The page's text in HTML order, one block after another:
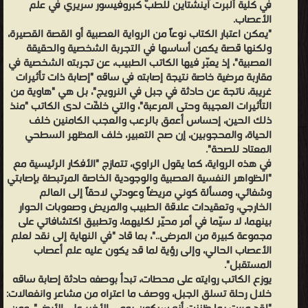
العصبية
والوجودية
الخاصة
المرتبطة
بإصابتي
وشفائي،
ومسألة
وعودتي لاحقاً إلى العالم الخارجي، وتعقيدات علاقة الطبيب والمريض
وصعوبات الحوار بينهما، لا سيّما في أمر محيّر لكليهما، وتطبيق
اكتشافاتي على مجموعة كبيرة من المرضى.."، بما قاد "في النهاية إلى
نقد لعلم الأعصاب الحالي، وإلى رؤية لما قد يكون عليه علم أعصاب
المستقبل". يوزع الكاتب روايته على محطات، تبدأ بوصفه حادثة إصابة
ساقه خلال رحلة تسلق الجبل، ووصف ما اعتراه من مشاعر وانفعالات:
"لقد مررت بما ظننت أنه سيكون يومي الأخير على الأرض"، ومن ثم يصف
في كلية ألبرت آينشتاين للطبّ كبروفيسور سريري في علم
الأعصاب.
"يمكن اعتبار الكتاب نوعاً من الرواية العصبية أو القصة القصيرة،
ولكنها قصة يكمن أساسها في التجربة الشخصية والحقيقة
العصبية"، إذ يعبّر فيها الكاتب الطبيب، عن تجربته الشخصية في
مقاربة مرضية خاصة نتيجة إصابته في ساقه "إصابة ذات تأثيرات
غريبة، ناتجة عن حادثة في جبل في النرويج"، بل هي "هاوية من
التأثيرات العجيبة وحتى المرعبة"، والتي خلفّت لدى الكاتب "منذ
ذلك الحين، إحساس أعمق بالرعب والعجب الكامنين خلف
الحياة، والمحجوبين، إن صح التعبير، خلف المظهر السطحي
المعتاد للصحة".
في هذه الرواية، كما يقول الراوي، تتمازج "الأفكار الرئيسية مع
"الظواهر النفسية العصبية والوجودية الخاصة المرتبطة بإصابتي
وشفائي، ومسألة كوني مريضاً وعودتي لاحقاً إلى العالم
الخارجي، وتعقيدات علاقة الطبيب والمريض وصعوبات الحوار
بينهما، لا سيّما في أمر محيّر لكليهما، وتطبيق اكتشافاتي على
مجموعة كبيرة من المرضى.."، بما قاد "في النهاية إلى نقد لعلم
الأعصاب الحالي، وإلى رؤية لما قد يكون عليه علم أعصاب
المستقبل".
يوزع الكاتب روايته على محطات، تبدأ بوصفه حادثة إصابة ساقه
خلال رحلة تسلق الجبل، ووصف ما اعتراه من مشاعر وانفعالات: